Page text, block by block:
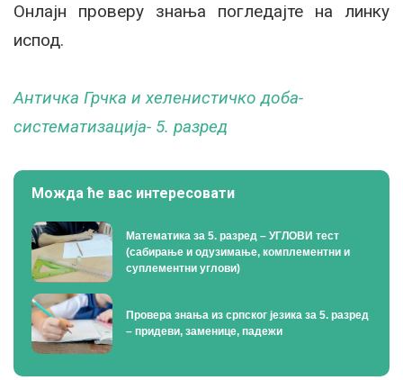
Онлајн проверу знања погледајте на линку
испод.
Античка Грчка и хеленистичко доба-
систематизација- 5. разред
Можда ће вас интересовати
Математика за 5. разред – УГЛОВИ тест
(сабирање и одузимање, комплементни и
суплементни углови)
Провера знања из српског језика за 5. разред
– придеви, заменице, падежи